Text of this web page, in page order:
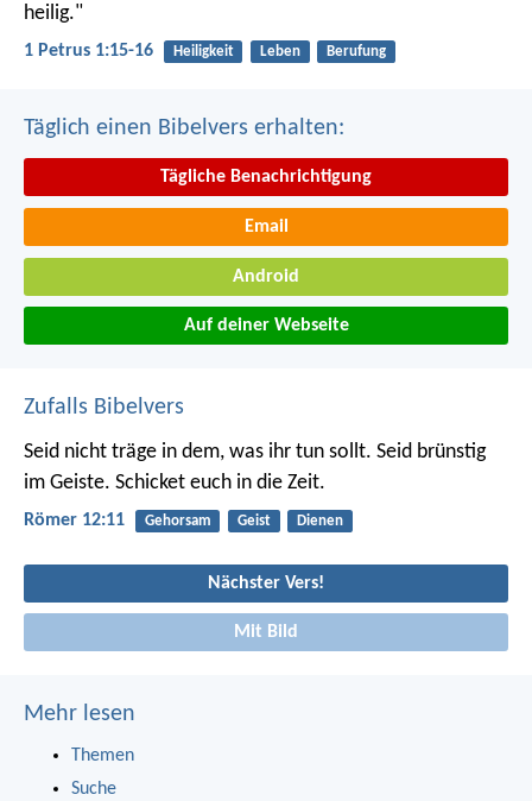
heilig."
1 Petrus 1:15-16 Heiligkeit Leben Berufung
Täglich einen Bibelvers erhalten:
Tägliche Benachrichtigung
Email
Android
Auf deiner Webseite
Zufalls Bibelvers
Seid nicht träge in dem, was ihr tun sollt. Seid brünstig
im Geiste. Schicket euch in die Zeit.
Römer 12:11 Gehorsam Geist Dienen
Nächster Vers!
Mit Bild
Mehr lesen
Themen
Suche